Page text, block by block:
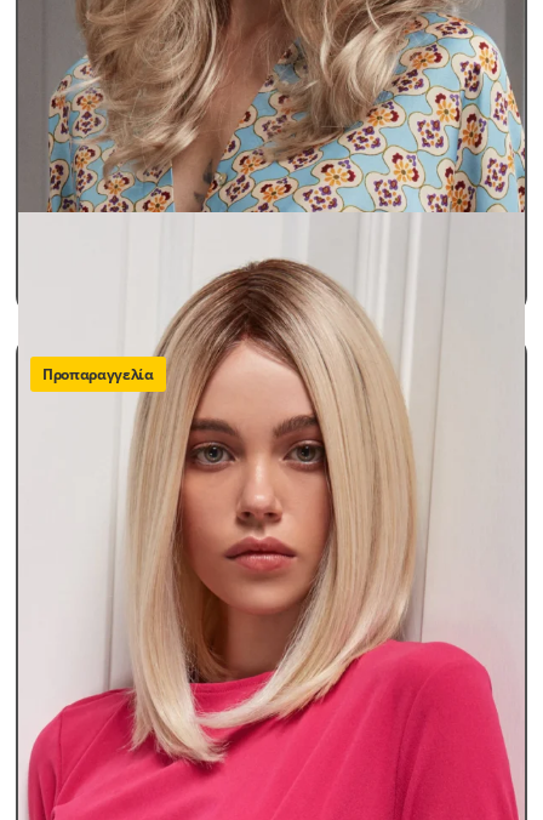
Περούκες ΓυναικείεςΠερούκες Παθήσεων Lux
MEGAN
490,00€
ΠΡΟΣΘΗΚΗ ΣΤΟ ΚΑΛΑΘΙ
Περούκες Γυναικείες
Περούκες Παθήσεων Lux
Προπαραγγελία